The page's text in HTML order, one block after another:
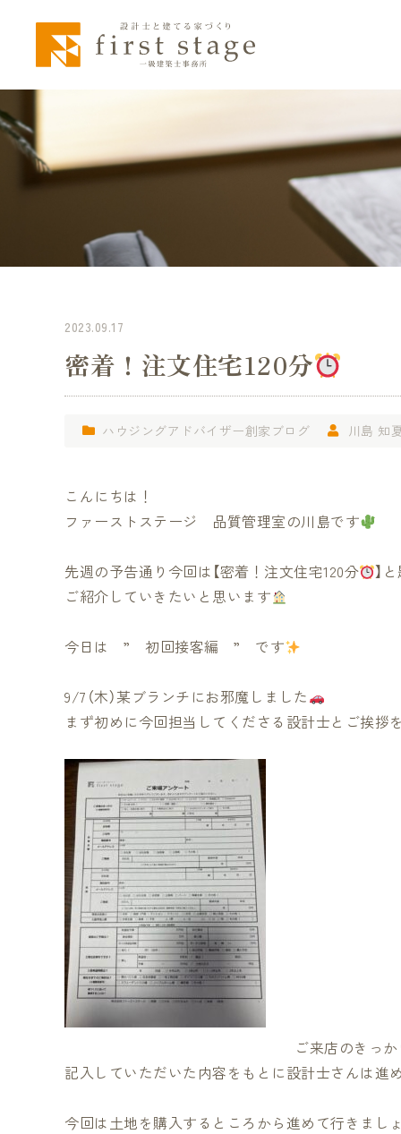
2023.09.17
密着！注文住宅120分
ハウジングアドバイザー創家ブログ 川島 知
こんにちは！
ファーストステージ 品質管理室の川島です
先週の予告通り今回は【密着！注文住宅120分
】
ご紹介していきたいと思います
今日は ” 初回接客編 ” です
9/7（木）某ブランチにお邪魔しました
まず初めに今回担当してくださる設計士とご挨
ご来店のきっ
記入していただいた内容をもとに設計士さんは進
今回は土地を購入するところから進めて行きまし